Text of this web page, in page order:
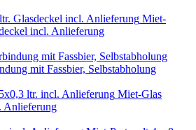
Miet-
incl. Anlieferung
mit Fassbier, Selbstabholung
Miet-Glas
Anlieferung